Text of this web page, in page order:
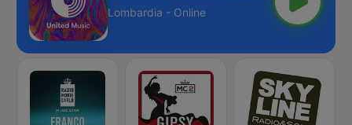
Lombardia - Online